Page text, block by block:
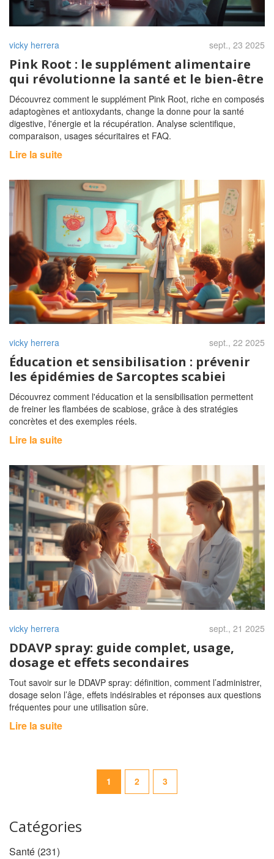
vicky herrera sept., 23 2025
Pink Root : le supplément alimentaire
qui révolutionne la santé et le bien‑être
Découvrez comment le supplément Pink Root, riche en composés
adaptogènes et antioxydants, change la donne pour la santé
digestive, l'énergie et la récupération. Analyse scientifique,
comparaison, usages sécuritaires et FAQ.
Lire la suite
vicky herrera sept., 22 2025
Éducation et sensibilisation : prévenir
les épidémies de Sarcoptes scabiei
Découvrez comment l'éducation et la sensibilisation permettent
de freiner les flambées de scabiose, grâce à des stratégies
concrètes et des exemples réels.
Lire la suite
vicky herrera sept., 21 2025
DDAVP spray: guide complet, usage,
dosage et effets secondaires
Tout savoir sur le DDAVP spray: définition, comment l’administrer,
dosage selon l’âge, effets indésirables et réponses aux questions
fréquentes pour une utilisation sûre.
Lire la suite
1 2 3
Catégories
Santé (231)